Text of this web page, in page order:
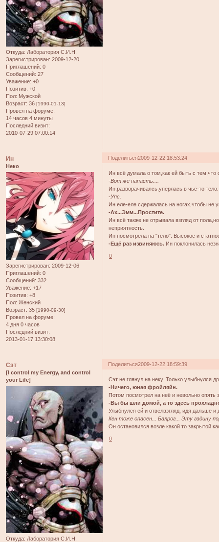
Откуда: Лаборатория С.И.Н.
Зарегистрирован: 2009-12-20
Приглашений: 0
Сообщений: 27
Уважение: +0
Позитив: +0
Пол: Мужской
Возраст: 36 [1990-01-13]
Провел на форуме:
14 часов 4 минуты
Последний визит:
2010-07-29 07:00:14
Поделиться2009-12-22 18:53:24
Ин
Неко
Зарегистрирован: 2009-12-06
Приглашений: 0
Сообщений: 332
Уважение: +17
Позитив: +8
Пол: Женский
Возраст: 35 [1990-09-30]
Провел на форуме:
4 дня 0 часов
Последний визит:
2013-01-17 13:30:08
Ин всё думала о том,как ей быть с тем,что
-Вот же напасть....
Ин,разворачиваясь,упёрлась в чьё-то тело.
-Упс.
Ин еле-еле сдержалась на ногах,чтобы не
-Ах...Эмм...Простите.
Ин всё также не отрывала взгляд от
неприятность.
Ин посмотрела на "тело". Высокое и
-Ещё раз извиняюсь. Ин поклонилась
0
Поделиться2009-12-22 18:59:39
Сэт
[I control my Energy, and control
your Life]
Откуда: Лаборатория С.И.Н.
Сэт не глянул на неку. Только улыбнулся
-Ничего, юная фройляйн.
Потом посмотрел на неё и невольно опять
-Вы бы шли домой, а то здесь
Улыбнулся ей и отвёлвзгляд, идя дальше
Кен тоже опасен... Балрог... Эту гадину
Он остановился возле какой то закрытой
0